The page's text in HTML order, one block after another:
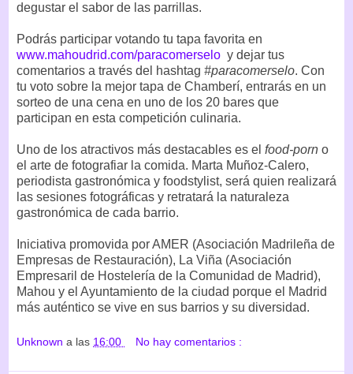
degustar el sabor de las parrillas.
Podrás participar votando tu tapa favorita en
www.mahoudrid.com/paracomerselo y dejar tus
comentarios a través del hashtag #paracomerselo. Con
tu voto sobre la mejor tapa de Chamberí, entrarás en un
sorteo de una cena en uno de los 20 bares que
participan en esta competición culinaria.
Uno de los atractivos más destacables es el food-porn o
el arte de fotografiar la comida. Marta Muñoz-Calero,
periodista gastronómica y foodstylist, será quien realizará
las sesiones fotográficas y retratará la naturaleza
gastronómica de cada barrio.
Iniciativa promovida por AMER (Asociación Madrileña de
Empresas de Restauración), La Viña (Asociación
Empresaril de Hostelería de la Comunidad de Madrid),
Mahou y el Ayuntamiento de la ciudad porque el Madrid
más auténtico se vive en sus barrios y su diversidad.
Unknown a las 16:00 No hay comentarios :